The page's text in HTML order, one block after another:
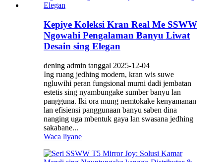
Kepiye Koleksi Kran Real Me SSWW
Ngowahi Pengalaman Banyu Liwat
Desain sing Elegan
dening admin tanggal 2025-12-04
Ing ruang jedhing modern, kran wis suwe
ngluwihi peran fungsional murni dadi jembatan
estetis sing nyambungake sumber banyu lan
pangguna. Iki ora mung nemtokake kenyamanan
lan efisiensi panggunaan banyu saben dina
nanging uga mbentuk gaya lan swasana jedhing
sakabane...
Waca liyane